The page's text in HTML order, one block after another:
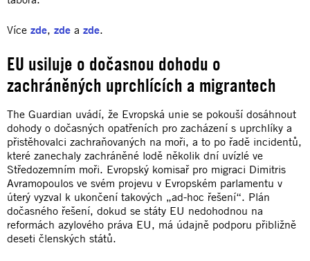
Více zde, zde a zde.
EU usiluje o dočasnou dohodu o
zachráněných uprchlících a migrantech
The Guardian uvádí, že Evropská unie se pokouší dosáhnout
dohody o dočasných opatřeních pro zacházení s uprchlíky a
přistěhovalci zachraňovaných na moři, a to po řadě incidentů,
které zanechaly zachráněné lodě několik dní uvízlé ve
Středozemním moři. Evropský komisař pro migraci Dimitris
Avramopoulos ve svém projevu v Evropském parlamentu v
úterý vyzval k ukončení takových „ad-hoc řešení“. Plán
dočasného řešení, dokud se státy EU nedohodnou na
reformách azylového práva EU, má údajně podporu přibližně
deseti členských států.